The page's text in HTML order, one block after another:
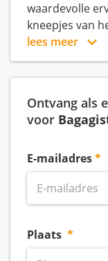
waardevolle
kneepjes van
lees meer
Ontvang als
voor
E-mailadres
Plaats